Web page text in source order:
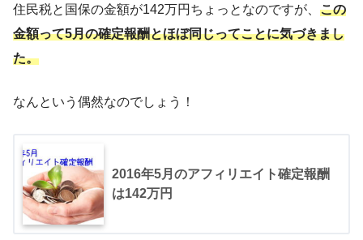
住民税と国保の金額が142万円ちょっとなのですが、 この
金額って5月の確定報酬とほぼ同じってことに気づきまし
た。
なんという偶然なのでしょう！
2016年5月のアフィリエイト確定報酬
は142万円